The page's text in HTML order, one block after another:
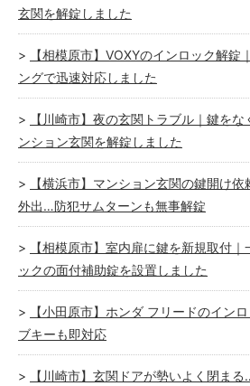
玄関を解錠しました
【相模原市】VOXYのインロック解錠
ングで迅速対応しました
【川崎市】夜の玄関トラブル｜鍵を
ンション玄関を解錠しました
【横浜市】マンション玄関の鍵開け
外出…防犯サムターンも無事解錠
【相模原市】室内扉に鍵を新規取付
ックの面付補助錠を設置しました
【小田原市】ホンダ フリードのイン
ブキーも即対応
【川崎市】玄関ドアが勢いよく閉ま